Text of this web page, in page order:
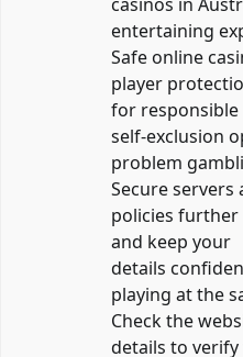
entertaining
Safe online
player
for responsible
self-exclusion
problem
Secure
policies further
and keep your
details
playing at the
Check the
details to